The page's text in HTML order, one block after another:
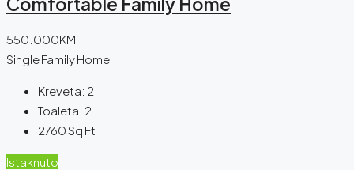
550.000KM
Single Family Home
Kreveta: 2
Toaleta: 2
2760Sq Ft
Istaknuto